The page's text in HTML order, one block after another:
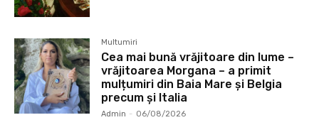
Multumiri
Cea mai bună vrăjitoare din lume –
vrăjitoarea Morgana – a primit
mulțumiri din Baia Mare și Belgia
precum și Italia
Admin - 06/08/2026